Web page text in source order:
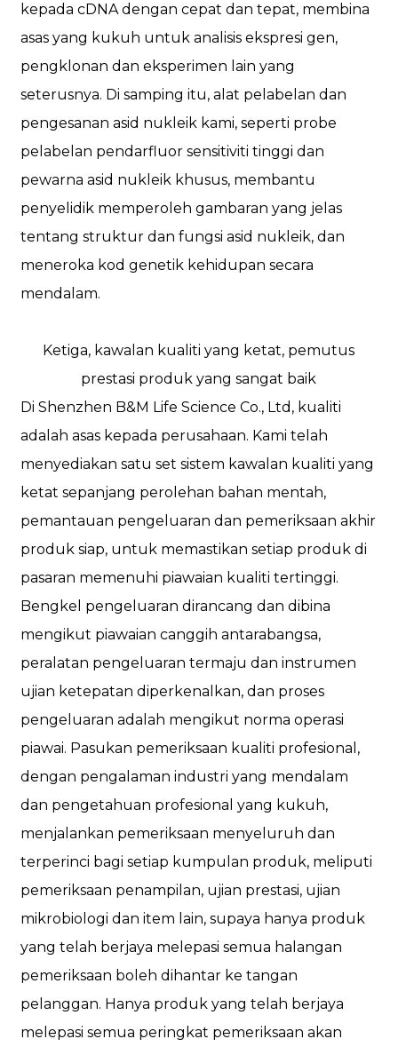
kepada cDNA dengan cepat dan tepat, membina
asas yang kukuh untuk analisis ekspresi gen,
pengklonan dan eksperimen lain yang
seterusnya. Di samping itu, alat pelabelan dan
pengesanan asid nukleik kami, seperti probe
pelabelan pendarfluor sensitiviti tinggi dan
pewarna asid nukleik khusus, membantu
penyelidik memperoleh gambaran yang jelas
tentang struktur dan fungsi asid nukleik, dan
meneroka kod genetik kehidupan secara
mendalam.
Ketiga, kawalan kualiti yang ketat, pemutus
prestasi produk yang sangat baik
Di Shenzhen B&M Life Science Co., Ltd, kualiti
adalah asas kepada perusahaan. Kami telah
menyediakan satu set sistem kawalan kualiti yang
ketat sepanjang perolehan bahan mentah,
pemantauan pengeluaran dan pemeriksaan akhir
produk siap, untuk memastikan setiap produk di
pasaran memenuhi piawaian kualiti tertinggi.
Bengkel pengeluaran dirancang dan dibina
mengikut piawaian canggih antarabangsa,
peralatan pengeluaran termaju dan instrumen
ujian ketepatan diperkenalkan, dan proses
pengeluaran adalah mengikut norma operasi
piawai. Pasukan pemeriksaan kualiti profesional,
dengan pengalaman industri yang mendalam
dan pengetahuan profesional yang kukuh,
menjalankan pemeriksaan menyeluruh dan
terperinci bagi setiap kumpulan produk, meliputi
pemeriksaan penampilan, ujian prestasi, ujian
mikrobiologi dan item lain, supaya hanya produk
yang telah berjaya melepasi semua halangan
pemeriksaan boleh dihantar ke tangan
pelanggan. Hanya produk yang telah berjaya
melepasi semua peringkat pemeriksaan akan